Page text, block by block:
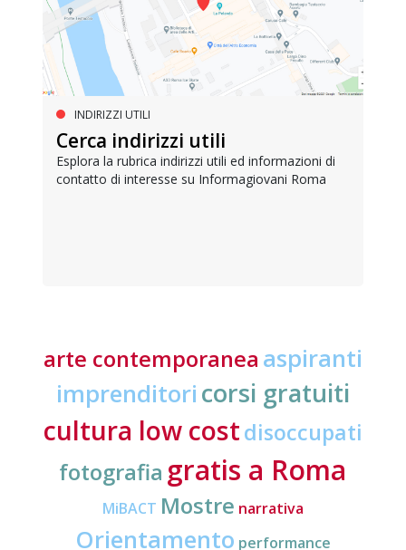
INDIRIZZI UTILI
Cerca indirizzi utili
Esplora la rubrica indirizzi utili ed informazioni di
contatto di interesse su Informagiovani Roma
arte contemporanea aspiranti
imprenditori corsi gratuiti
cultura low costdisoccupati
fotografia gratis a Roma
MiBACT Mostre narrativa
Orientamento performance